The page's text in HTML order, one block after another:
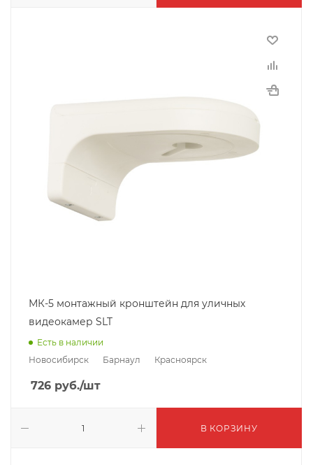
МК-5 монтажный кронштейн для уличных
видеокамер SLT
Есть в наличии
Новосибирск
Барнаул Красноярск
726 руб./шт
В КОРЗИНУ